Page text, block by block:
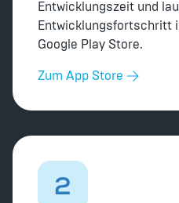
Entwicklungszeit und
Entwicklungsfortschritt
Google Play Store.
Zum App Store
2